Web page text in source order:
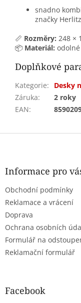
snadno
značky Herlitz
📏 Rozměry: 248 ×
📦 Materiál: odolné
Doplňkové
Kategorie:
Desky
Záruka:
2 roky
EAN:
Z
Informace pro
Obchodní podmínky
Reklamace a vrácení
Doprava
Ochrana osobních
Formulář na
Reklamační formulář
Facebook